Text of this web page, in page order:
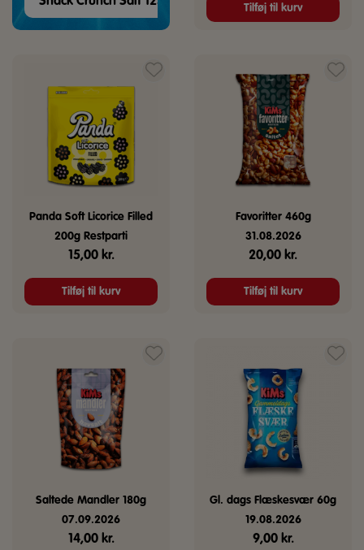
Tilføj til kurv
Panda Soft Licorice Filled
200g Restparti
15,00 kr.
Tilføj til kurv
Favoritter 460g
31.08.2026
20,00 kr.
Tilføj til kurv
Saltede Mandler 180g
07.09.2026
14,00 kr.
Gl. dags Flæskesvær 60g
19.08.2026
9,00 kr.